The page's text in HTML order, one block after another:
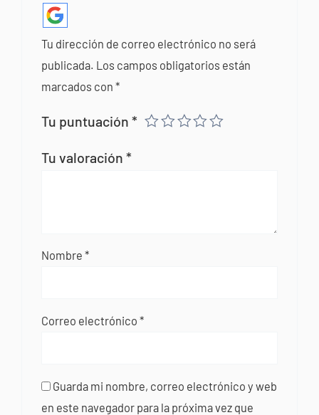
Tu dirección de correo electrónico no será
publicada. Los campos obligatorios están
marcados con*
Tu puntuación*
Tu valoración*
Nombre*
Correo electrónico*
Guarda mi nombre, correo electrónico y web
en este navegador para la próxima vez que